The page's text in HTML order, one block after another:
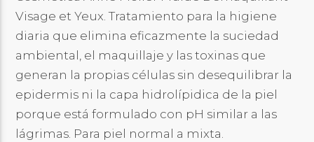
Visage et Yeux. Tratamiento para la higiene
diaria que elimina eficazmente la suciedad
ambiental, el maquillaje y las toxinas que
generan la propias células sin desequilibrar la
epidermis ni la capa hidrolípidica de la piel
porque está formulado con pH similar a las
lágrimas. Para piel normal a mixta.